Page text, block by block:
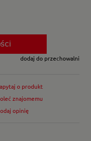
dodaj do przechowalni
o produkt
znajomemu
opinię